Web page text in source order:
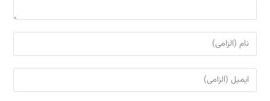
برای
نظر
دادن،
نام
برای
نظر